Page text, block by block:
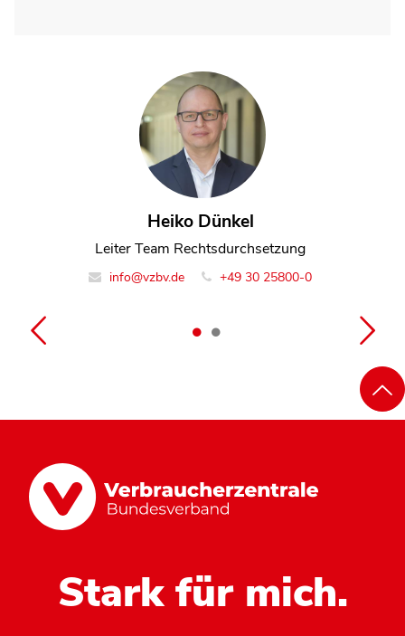
Heiko Dünkel
Leiter Team Rechtsdurchsetzung
info@vzbv.de +49 30 25800-0
Jana Brockfeld
Referentin Team Rechtsdurchsetzung
info@vzbv.de +49 30 25800-0
Stark für mich.